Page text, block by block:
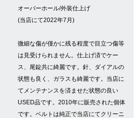
について
オーバーホール/外装仕上げ
(当店にて2022年7月)
微細な傷が僅かに残る程度で目立つ傷等
は見受けられません。仕上げ済でケー
ス、尾錠共に綺麗です。針、ダイアルの
状態も良く、ガラスも綺麗です。当店に
てメンテナンスを済ませた状態の良い
USED品です。2010年に販売された個体
です。ベルトは純正で当店にてクリーニ